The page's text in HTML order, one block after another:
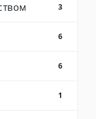
3
6
6
1